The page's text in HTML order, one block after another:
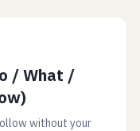
/ What /
without your